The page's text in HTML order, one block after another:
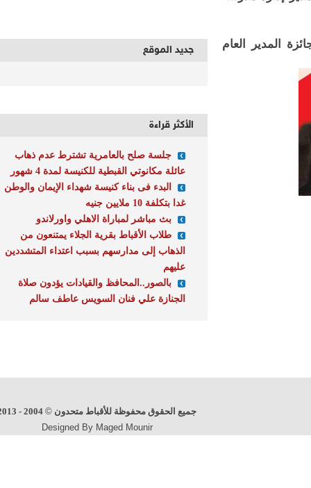
العام جديد الموقع
الأكثر قراءة
جلسة صلح بالعامرية تشترط عدم ذهاب
عائلة مكانوتي القبطية للكنيسة لمدة 4 شهور
البدء فى بناء كنيسة شهداء الإيمان والوطن
غدا بتكلفة 10 ملايين جنيه
بث مباشر لمباراة الاهلي واورلاندو
طلاب الأقباط بقرية الجلاء يمتنعون من
الذهاب إلى مدارسهم بسبب اعتداء المتشددين
عليهم
بالصور..المحافظ والقيادات يؤدون صلاة
الجنازة علي فنان السويس عاطف سالم
جميع الحقوق محفوظة للأقباط متحدون©
2004 - 2013
Designed By Maged Mounir